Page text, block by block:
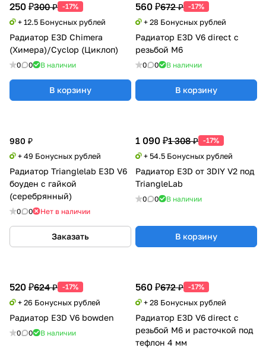
250 ₽300 ₽ -17%
+ 12.5 Бонусных рублей
Радиатор E3D Chimera
(Химера)/Cyclop (Циклоп)
0 0 В наличии
В корзину
560 ₽672 ₽ -17%
+ 28 Бонусных рублей
Радиатор E3D V6 direct с
резьбой М6
0 0 В наличии
В корзину
1 090 ₽1 308 ₽ -17%
+ 54.5 Бонусных рублей
Радиатор E3D от 3DIY V2 под
TriangleLab
0 0 В наличии
В корзину
520 ₽624 ₽ -17%
+ 26 Бонусных рублей
Радиатор E3D V6 bowden
0 0 В наличии
560 ₽672 ₽ -17%
+ 28 Бонусных рублей
Радиатор E3D V6 direct с
резьбой М6 и расточкой под
тефлон 4 мм
980 ₽
+ 49 Бонусных рублей
Радиатор Trianglelab E3D V6
боуден с гайкой
(серебрянный)
0 0 Нет в наличии
Заказать